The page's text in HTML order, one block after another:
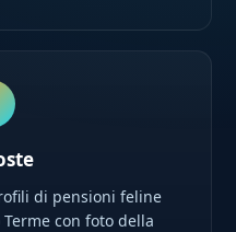
di pensioni feline
con foto della